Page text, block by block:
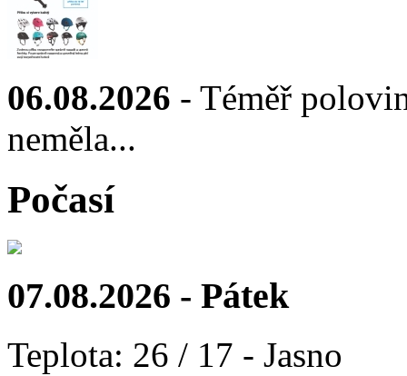
06.08.2026 - Téměř
neměla...
Počasí
07.08.2026 - Pátek
Teplota: 26 / 17 - Jasno